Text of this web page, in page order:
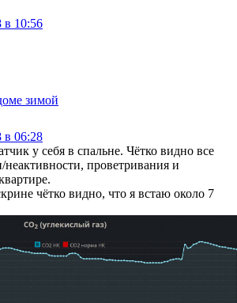
в 10:56
зимой
в 06:28
у себя в спальне. Чётко видно все
проветривания и
чётко видно, что я встаю около 7